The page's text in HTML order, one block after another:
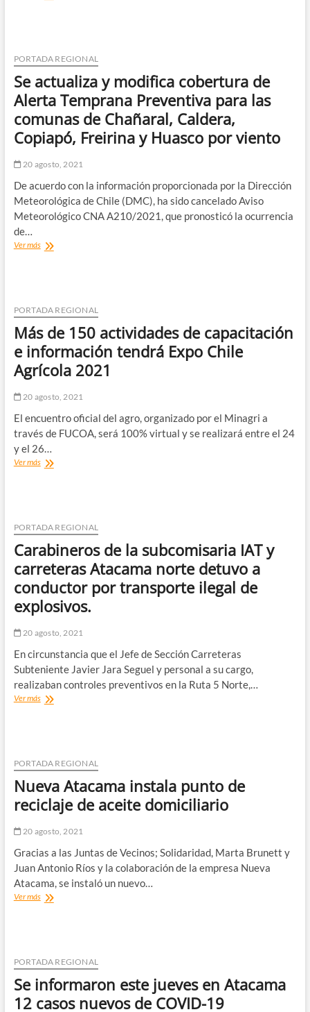
tras
desplome
y
subió
por
encima
de
los
dólares
libra
PORTADA REGIONAL
Se actualiza y modifica cobertura de
Alerta Temprana Preventiva para las
comunas de Chañaral, Caldera,
Copiapó, Freirina y Huasco por viento
20 agosto, 2021
De acuerdo con la información proporcionada por la Dirección
Meteorológica de Chile (DMC), ha sido cancelado Aviso
Meteorológico CNA A210/2021, que pronosticó la ocurrencia
de…
Ver másSe
de
Alerta
Temprana
Preventiva
para
las
de
Caldera,
Copiapó,
Freirina
Huasco
PORTADA REGIONAL
Más de 150 actividades de capacitación
e información tendrá Expo Chile
Agrícola 2021
20 agosto, 2021
El encuentro oficial del agro, organizado por el Minagri a
través de FUCOA, será 100% virtual y se realizará entre el 24
y el 26…
Ver másMás
capacitación
e
información
tendrá
Expo
Chile
Agrícola
2021
PORTADA REGIONAL
Carabineros de la subcomisaria IAT y
carreteras Atacama norte detuvo a
conductor por transporte ilegal de
explosivos.
20 agosto, 2021
En circunstancia que el Jefe de Sección Carreteras
Subteniente Javier Jara Seguel y personal a su cargo,
realizaban controles preventivos en la Ruta 5 Norte,…
Ver másCarabineros
y
carreteras
Atacama
norte
detuvo
conductor
transporte
ilegal
de
explosivos.
PORTADA REGIONAL
Nueva Atacama instala punto de
reciclaje de aceite domiciliario
20 agosto, 2021
Gracias a las Juntas de Vecinos; Solidaridad, Marta Brunett y
Juan Antonio Ríos y la colaboración de la empresa Nueva
Atacama, se instaló un nuevo…
Ver másNueva
reciclaje
de
aceite
PORTADA REGIONAL
Se informaron este jueves en Atacama
12 casos nuevos de COVID-19